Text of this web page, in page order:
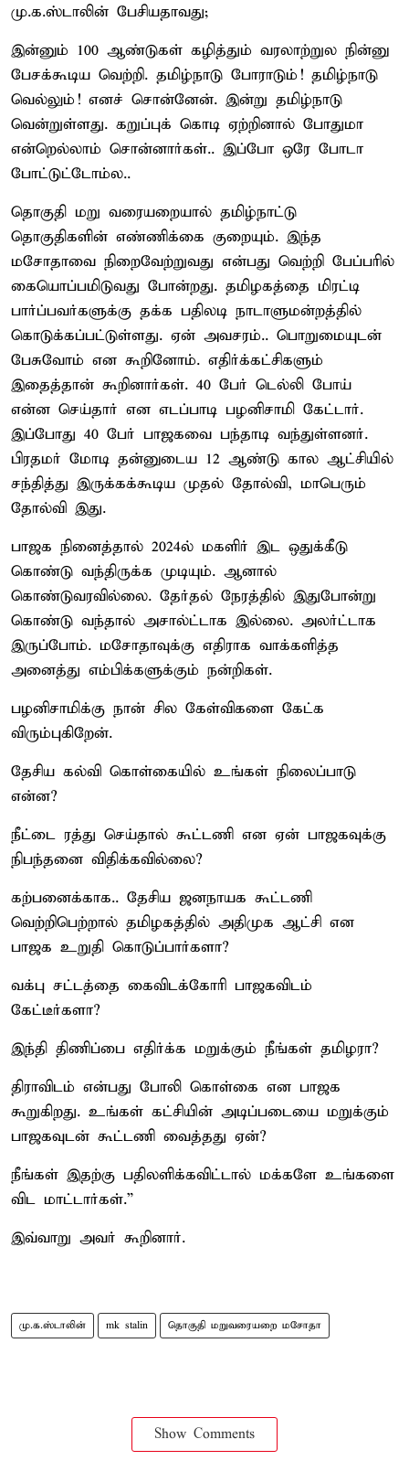
மு.க.ஸ்டாலின் பேசியதாவது;
இன்னும் 100 ஆண்டுகள் கழித்தும் வரலாற்றுல நின்னு
பேசக்கூடிய வெற்றி. தமிழ்நாடு போராடும்! தமிழ்நாடு
வெல்லும்! எனச் சொன்னேன். இன்று தமிழ்நாடு
வென்றுள்ளது. கறுப்புக் கொடி ஏற்றினால் போதுமா
என்றெல்லாம் சொன்னார்கள்.. இப்போ ஒரே போடா
போட்டுட்டோம்ல..
தொகுதி மறு வரையறையால் தமிழ்நாட்டு
தொகுதிகளின் எண்ணிக்கை குறையும். இந்த
மசோதாவை நிறைவேற்றுவது என்பது வெற்றி பேப்பரில்
கையொப்பமிடுவது போன்றது. தமிழகத்தை மிரட்டி
பார்ப்பவர்களுக்கு தக்க பதிலடி நாடாளுமன்றத்தில்
கொடுக்கப்பட்டுள்ளது. ஏன் அவசரம்.. பொறுமையுடன்
பேசுவோம் என கூறினோம். எதிர்க்கட்சிகளும்
இதைத்தான் கூறினார்கள். 40 பேர் டெல்லி போய்
என்ன செய்தார் என எடப்பாடி பழனிசாமி கேட்டார்.
இப்போது 40 பேர் பாஜகவை பந்தாடி வந்துள்ளனர்.
பிரதமர் மோடி தன்னுடைய 12 ஆண்டு கால ஆட்சியில்
சந்தித்து இருக்கக்கூடிய முதல் தோல்வி, மாபெரும்
தோல்வி இது.
பாஜக நினைத்தால் 2024ல் மகளிர் இட ஒதுக்கீடு
கொண்டு வந்திருக்க முடியும். ஆனால்
கொண்டுவரவில்லை. தேர்தல் நேரத்தில் இதுபோன்று
கொண்டு வந்தால் அசால்ட்டாக இல்லை. அலர்ட்டாக
இருப்போம். மசோதாவுக்கு எதிராக வாக்களித்த
அனைத்து எம்பிக்களுக்கும் நன்றிகள்.
பழனிசாமிக்கு நான் சில கேள்விகளை கேட்க
விரும்புகிறேன்.
தேசிய கல்வி கொள்கையில் உங்கள் நிலைப்பாடு
என்ன?
நீட்டை ரத்து செய்தால் கூட்டணி என ஏன் பாஜகவுக்கு
நிபந்தனை விதிக்கவில்லை?
கற்பனைக்காக.. தேசிய ஜனநாயக கூட்டணி
வெற்றிபெற்றால் தமிழகத்தில் அதிமுக ஆட்சி என
பாஜக உறுதி கொடுப்பார்களா?
வக்பு சட்டத்தை கைவிடக்கோரி பாஜகவிடம்
கேட்டீர்களா?
இந்தி திணிப்பை எதிர்க்க மறுக்கும் நீங்கள் தமிழரா?
திராவிடம் என்பது போலி கொள்கை என பாஜக
கூறுகிறது. உங்கள் கட்சியின் அடிப்படையை மறுக்கும்
பாஜகவுடன் கூட்டணி வைத்தது ஏன்?
நீங்கள் இதற்கு பதிலளிக்கவிட்டால் மக்களே உங்களை
விட மாட்டார்கள்.”
இவ்வாறு அவர் கூறினார்.
மு.க.ஸ்டாலின் mk stalin தொகுதி மறுவரையறை மசோதா
Show Comments